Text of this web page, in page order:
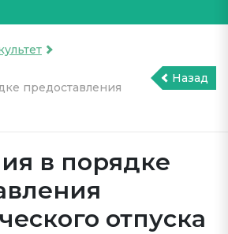
предоставления
Назад
в порядке
отпуска